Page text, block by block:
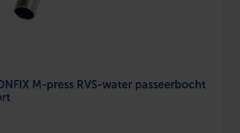
M-press RVS-water passeerbocht